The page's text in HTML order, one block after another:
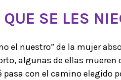
SE LES
el nuestro” de la mujer
algunas de ellas
pasa con el camino elegido